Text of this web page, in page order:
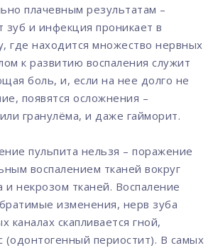
плачевным результатам –
зуб и инфекция проникает в
где находится множество нервных
к развитию воспаления служит
боль, и, если на нее долго не
появятся осложнения –
гранулёма, и даже гайморит.
пульпита нельзя – поражение
воспалением тканей вокруг
и некрозом тканей. Воспаление
изменения, нерв зуба
каналах скапливается гной,
(одонтогенный периостит). В самых